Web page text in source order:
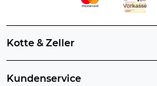
Kotte & Zeller
Kundenservice